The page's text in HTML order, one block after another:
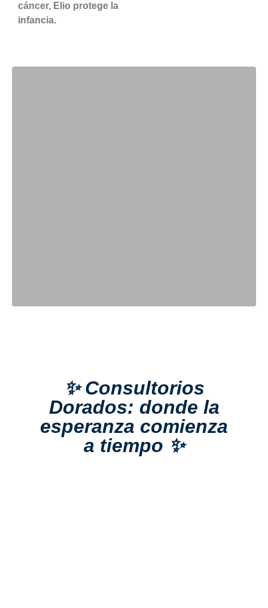
cáncer, Elio protege la
infancia.
✨ Consultorios
Dorados: donde la
esperanza comienza
a tiempo ✨